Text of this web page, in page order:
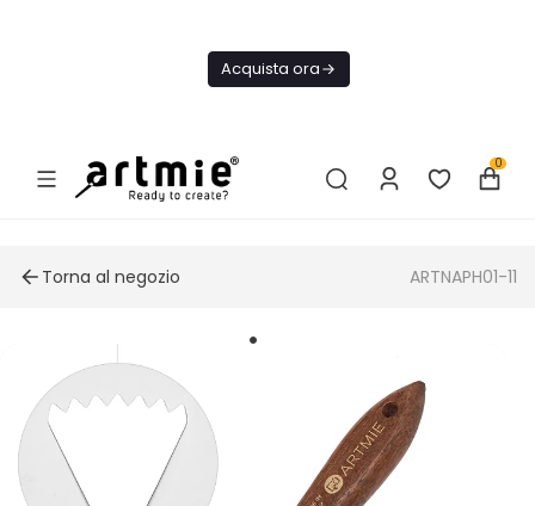
Acquista ora
0
Torna al negozio ARTNAPH01-11